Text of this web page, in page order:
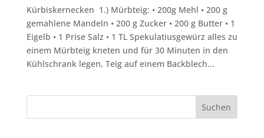
Kürbiskernecken 1.) Mürbteig: • 200g Mehl • 200 g
gemahlene Mandeln • 200 g Zucker • 200 g Butter • 1
Eigelb • 1 Prise Salz • 1 TL Spekulatiusgewürz alles zu
einem Mürbteig kneten und für 30 Minuten in den
Kühlschrank legen, Teig auf einem Backblech...